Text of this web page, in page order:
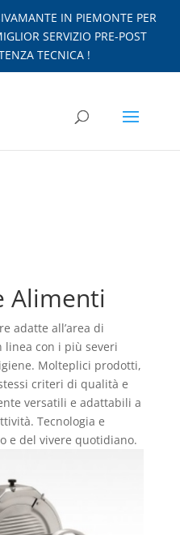
IN PIEMONTE PER
SERVIZIO PRE-POST
TECNICA !
Alimenti
adatte all’area di
con i più severi
Molteplici prodotti,
criteri di qualità e
versatili e adattabili a
Tecnologia e
e del vivere quotidiano.